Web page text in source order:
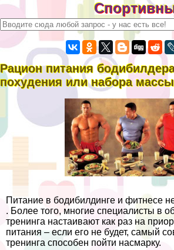
Рацион питания
похудения или набора массы
Питание в бодибилдинге и фитнесе
. Более того, многие специалисты в
тренинга настаивают как раз на
питания – если его не будет, самый
тренинга способен пойти насмарку.